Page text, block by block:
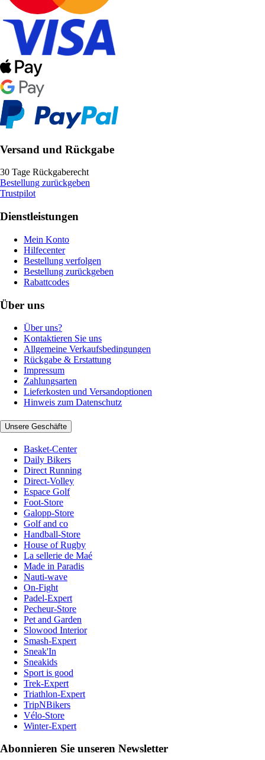
Versand und Rückgabe
30 Tage Rückgaberecht
Bestellung zurückgeben
Trustpilot
Dienstleistungen
Mein Konto
Hilfecenter
Bestellung verfolgen
Bestellung zurückgeben
Rabattcodes
Über uns
Über uns?
Kontaktieren Sie uns
Allgemeine Verkaufsbedingungen
Rückgabe & Erstattung
Impressum
Zahlungsarten
Lieferkosten und Versandoptionen
Hinweis zum Datenschutz
Unsere Geschäfte
Basket-Center
Daily Bikers
Direct Running
Direct-Volley
Espace Golf
Foot-Store
Galopp-Store
Golf and co
Handball-Store
House of Rugby
La sellerie de Maé
Made in Paradis
Nauti-wave
On-Fight
Padel-Expert
Pecheur-Store
Pet and Garden
Slowood Interior
Smash-Expert
Sneak'In
Sneakids
Sport is good
Trek-Expert
Triathlon-Expert
TripNBikers
Vélo-Store
Winter-Expert
Abonnieren Sie unseren Newsletter